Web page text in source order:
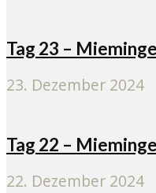
Tag 23 –
23. Dezember 2024
Tag 22 –
22. Dezember 2024